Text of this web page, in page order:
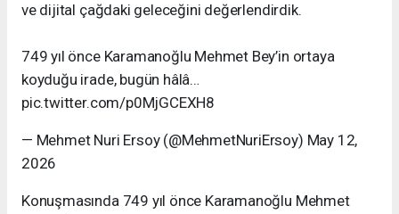
ve dijital çağdaki geleceğini değerlendirdik.
749 yıl önce Karamanoğlu Mehmet Bey’in ortaya
koyduğu irade, bugün hâlâ…
pic.twitter.com/p0MjGCEXH8
— Mehmet Nuri Ersoy (@MehmetNuriErsoy) May 12,
2026
Konuşmasında 749 yıl önce Karamanoğlu Mehmet